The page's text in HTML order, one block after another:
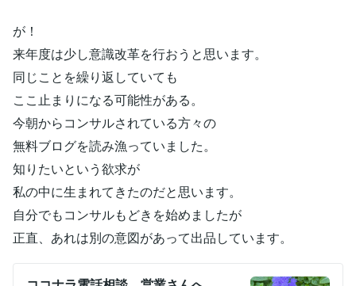
が！
来年度は少し意識改革を行おうと思います。
同じことを繰り返していても
ここ止まりになる可能性がある。
今朝からコンサルされている方々の
無料ブログを読み漁っていました。
知りたいという欲求が
私の中に生まれてきたのだと思います。
自分でもコンサルもどきを始めましたが
正直、あれは別の意図があって出品しています。